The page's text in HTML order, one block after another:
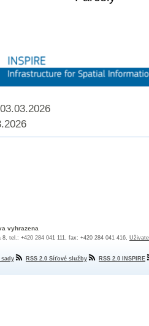
vyhrazena
tel.: +420 284 041 111, fax: +420 284 041 416,
sady RSS 2.0 Síťové služby RSS 2.0 INSPIRE